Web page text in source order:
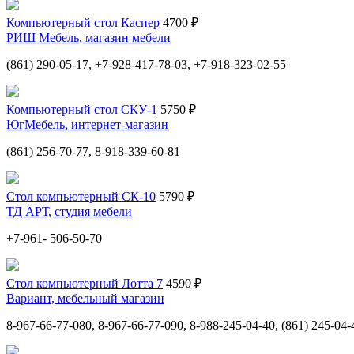
Компьютерный стол Каспер 4700 ₽
РИШ Мебель, магазин мебели
(861) 290-05-17, +7-928-417-78-03, +7-918-323-02-55
Компьютерный стол СКУ-1 5750 ₽
ЮгМебель, интернет-магазин
(861) 256-70-77, 8-918-339-60-81
Стол компьютерный СК-10 5790 ₽
ТД АРТ, студия мебели
+7-961- 506-50-70
Стол компьютерный Лотта 7 4590 ₽
Вариант, мебельный магазин
8-967-66-77-080, 8-967-66-77-090, 8-988-245-04-40, (861) 245-04-